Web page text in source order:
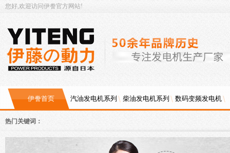
您好,欢迎访问伊誊官方网站!
伊誊首页 汽油发电机系列 柴油发电机系列 数码变频发电机
热门关键词：